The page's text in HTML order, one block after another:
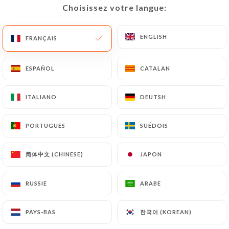
Choisissez votre langue:
FRANÇAIS ENGLISH
ESPAÑOL CATALAN
ITALIANO DEUTSH
PORTUGUÊS SUÉDOIS
简体中文 (CHINESE) JAPON
RUSSIE ARABE
PAYS-BAS 한국어 (KOREAN)
ACCUEIL LES AVIS
Choisissez votre langue:
FRANÇAIS ENGLISH
ESPAÑOL CATALAN
ITALIANO DEUTSH
PORTUGUÊS SUÉDOIS
简体中文 (CHINESE) JAPON
RUSSIE ARABE
PAYS-BAS 한국어 (KOREAN)